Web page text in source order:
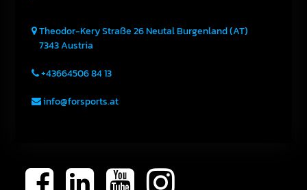
Theodor-Kery Straße 26NeutalBurgenland (AT)
7343Austria
+43664506 84 13
info@forsports.at